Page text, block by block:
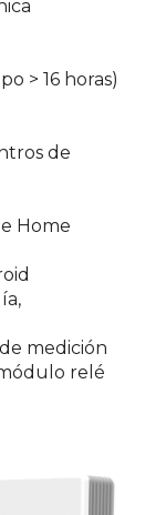
> 16 horas)
de
Home
medición
relé